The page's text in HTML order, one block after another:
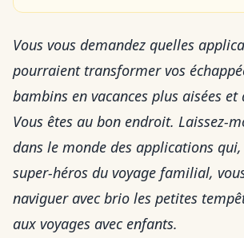
Vous vous demandez quelles
pourraient transformer vos
bambins en vacances plus aisées et
Vous êtes au bon endroit. Laissez-
dans le monde des applications
super-héros du voyage familial,
naviguer avec brio les petites
aux voyages avec enfants.